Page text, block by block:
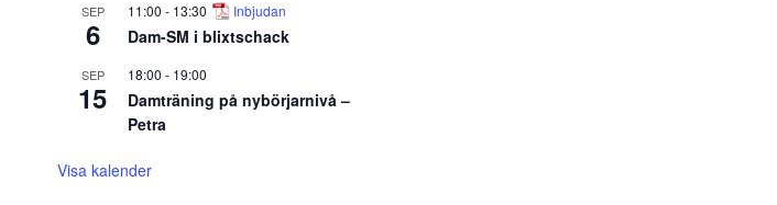
SEP
6
11:00 - 13:30 Inbjudan
Dam-SM i blixtschack
SEP
15
18:00 - 19:00
Damträning på nybörjarnivå –
Petra
Visa kalender